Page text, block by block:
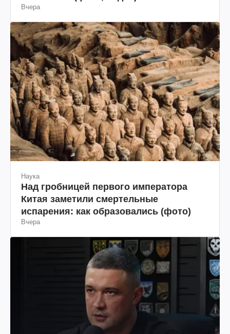
Вчера
Наука
Над гробницей первого императора
Китая заметили смертельные
испарения: как образовались (фото)
Вчера